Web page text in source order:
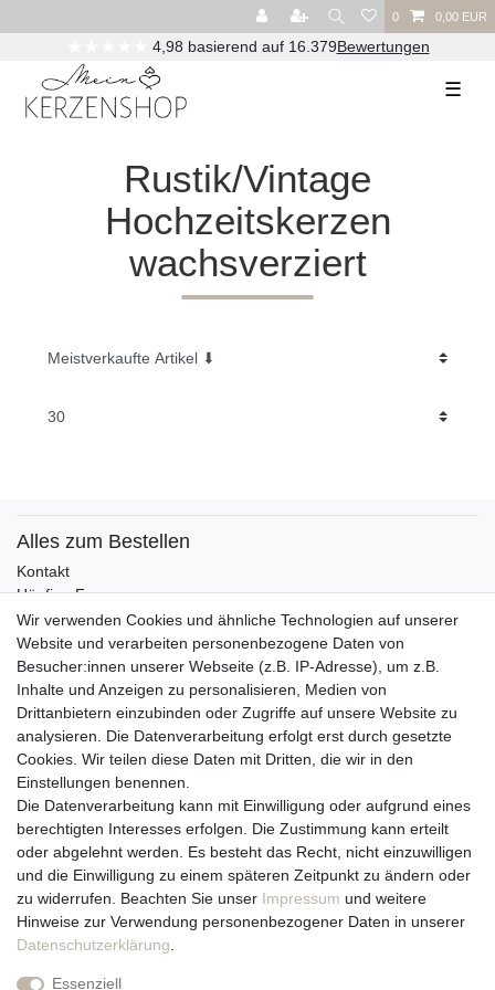
0 0,00 EUR
4,98 basierend auf 16.379Bewertungen
☰
Rustik/Vintage
Hochzeitskerzen
wachsverziert
Alles zum Bestellen
Kontakt
Häufige Fragen
Zahlungsmöglichkeiten
Versandbedingungen
Widerrufsrecht
Vertrag widerrufen
Über uns und unsere Kerzen
Team
Unternehmen / Philosophie
Kerzenpflege und Abbrennhinweise
Unsere Kerzenlieferanten
Du erreichst uns von
Montag bis Freitag 10 bis 17 Uhr
Wir verwenden Cookies und ähnliche Technologien auf unserer
Website und verarbeiten personenbezogene Daten von
Besucher:innen unserer Webseite (z.B. IP-Adresse), um z.B.
Inhalte und Anzeigen zu personalisieren, Medien von
Drittanbietern einzubinden oder Zugriffe auf unsere Website zu
analysieren. Die Datenverarbeitung erfolgt erst durch gesetzte
Cookies. Wir teilen diese Daten mit Dritten, die wir in den
Einstellungen benennen.
Die Datenverarbeitung kann mit Einwilligung oder aufgrund eines
berechtigten Interesses erfolgen. Die Zustimmung kann erteilt
oder abgelehnt werden. Es besteht das Recht, nicht einzuwilligen
und die Einwilligung zu einem späteren Zeitpunkt zu ändern oder
zu widerrufen. Beachten Sie unser Impressum und weitere
Hinweise zur Verwendung personenbezogener Daten in unserer
Daten­schutz­erklärung
Essenziell